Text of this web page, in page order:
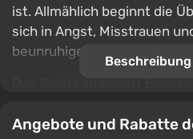
ist. Allmählich beginnt die
sich in Angst, Misstrauen
beunruhigendere
Folklore und verwandelt
Angebote und Rabatte